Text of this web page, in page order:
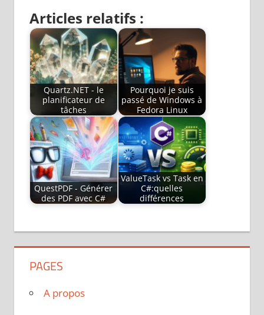
Articles relatifs :
Quartz.NET - le
planificateur de
tâches
Pourquoi je suis
passé de Windows à
Fedora Linux
QuestPDF - Générer
des PDF avec C#
ValueTask vs Task en
C#:quelles
différences
PAGES
A propos